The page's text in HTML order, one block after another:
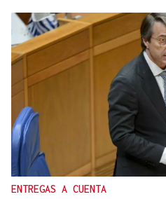
CRISIS MIGRATORIA
La Justicia marroquí
organizar los cruces
ENTREGAS A CUENTA